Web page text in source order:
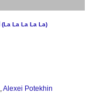
(La La La La La)
,Alexei Potekhin